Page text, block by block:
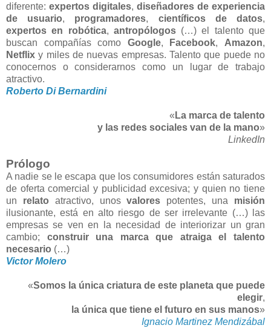
diferente: expertos digitales, diseñadores de experiencia
de usuario, programadores, científicos de datos,
expertos en robótica, antropólogos(…) el talento que
buscan compañías como Google, Facebook, Amazon,
Netflix y miles de nuevas empresas. Talento que puede no
conocernos o considerarnos como un lugar de trabajo
atractivo.
Roberto Di Bernardini
« La marca de talento
y las redes sociales van de la mano»
LinkedIn
Prólogo
A nadie se le escapa que los consumidores están saturados
de oferta comercial y publicidad excesiva; y quien no tiene
un relato atractivo, unosvalores potentes, una misión
ilusionante, está en alto riesgo de ser irrelevante (…) las
empresas se ven en la necesidad de interiorizar un gran
cambio; construir una marca que atraiga el talento
necesario (…)
Victor Molero
«Somos la única criatura de este planeta que puede
elegir,
la única que tiene el futuro en sus manos»
Ignacio Martinez Mendizábal